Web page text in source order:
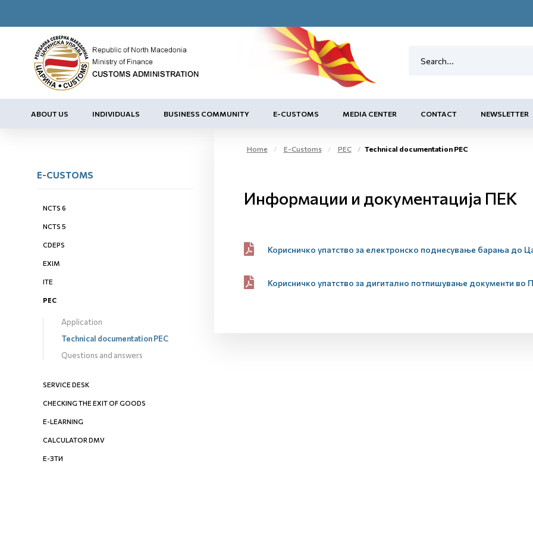
ABOUT US INDIVIDUALS BUSINESS COMMUNITY E-CUSTOMS MEDIA CENTER CONTACT NEWSLETTER
E-CUSTOMS
NCTS 6
NCTS 5
CDEPS
EXIM
ITE
PEC
Application
Technical documentation PEC
Questions and answers
SERVICE DESK
CHECKING THE EXIT OF GOODS
E-LEARNING
CALCULATOR DMV
Е-ЗТИ
Home E-Customs PEC Technical documentation PEC
Информации и документација ПЕК
Корисничко упатство за електронско поднесување барања до
Корисничко упатство за дигитално потпишување документи во